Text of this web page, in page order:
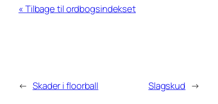
« Tilbage til ordbogsindekset
← Skader i floorball Slagskud →